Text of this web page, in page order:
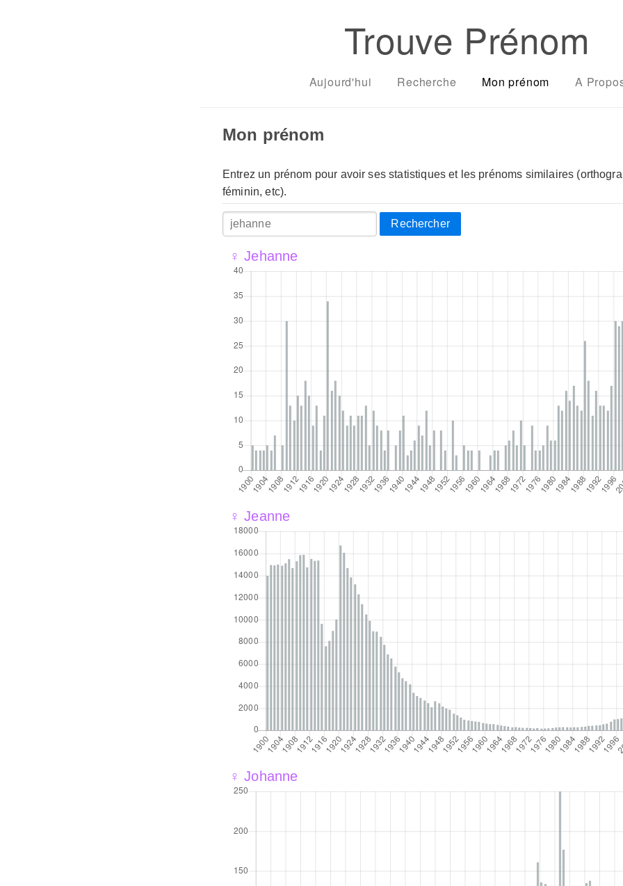
Trouve Prénom
Aujourd'hui Recherche Mon prénom A
Mon prénom
Entrez un prénom pour avoir ses statistiques et les prénoms similaires
féminin, etc).
Rechercher
♀ Jehanne
♀ Jeanne
♀ Johanne